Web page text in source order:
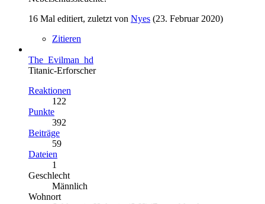
16 Mal editiert, zuletzt von Nyes (23. Februar 2020)
Zitieren
The_Evilman_hd
Titanic-Erforscher
Reaktionen
122
Punkte
392
Beiträge
59
Dateien
1
Geschlecht
Männlich
Wohnort